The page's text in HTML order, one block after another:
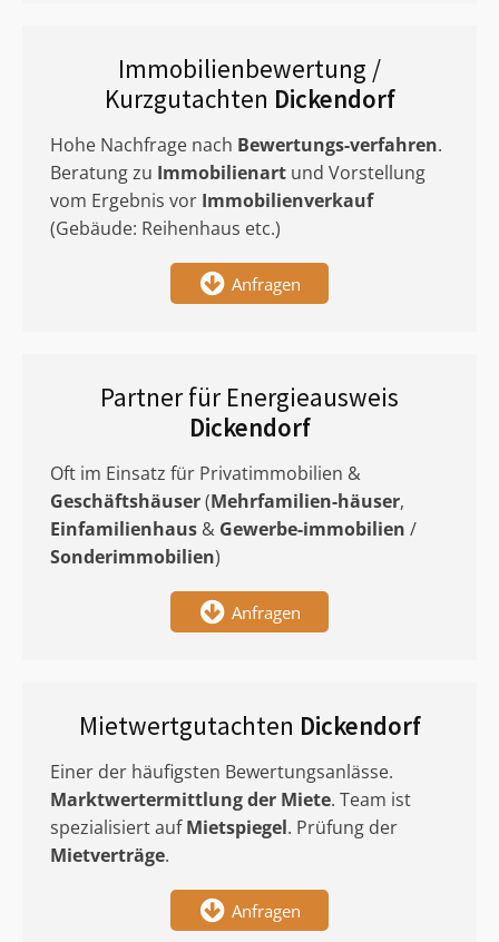
Immobilienbewertung /
Kurzgutachten Dickendorf
Hohe Nachfrage nach Bewertungs-verfahren.
Beratung zu Immobilienart und Vorstellung
vom Ergebnis vor Immobilienverkauf
(Gebäude: Reihenhaus etc.)
Anfragen
Partner für Energieausweis
Dickendorf
Oft im Einsatz für Privatimmobilien &
Geschäftshäuser(Mehrfamilien-häuser,
Einfamilienhaus & Gewerbe-immobilien /
Sonderimmobilien)
Anfragen
Mietwertgutachten Dickendorf
Einer der häufigsten Bewertungsanlässe.
Marktwertermittlungder Miete. Team ist
spezialisiert aufMietspiegel. Prüfung der
Mietverträge.
Anfragen